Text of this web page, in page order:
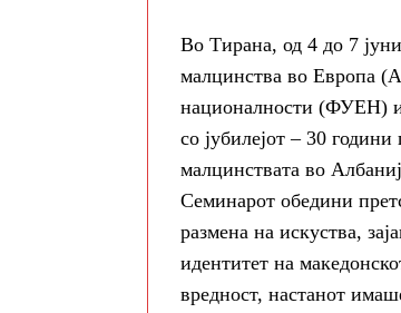
Во Тирана, од 4 до 7
малцинства во Европа
националности (ФУЕН)
со јубилејот – 30
малцинствата во
Семинарот обедини
размена на искуства,
идентитет на
вредност, настанот